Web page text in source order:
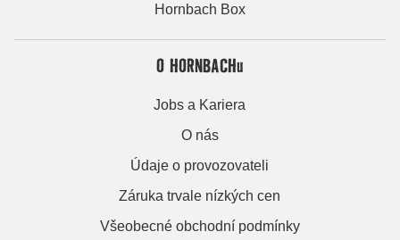
Hornbach Box
O HORNBACHu
Jobs a Kariera
O nás
Údaje o provozovateli
Záruka trvale nízkých cen
Všeobecné obchodní podmínky